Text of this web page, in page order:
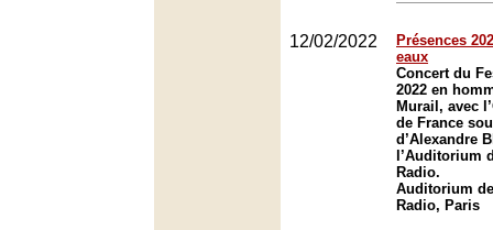
12/02/2022
Présences
eaux
Concert du
2022 en
Murail, avec
de France
d’Alexandre
l’Auditorium
Radio.
Auditorium
Radio, Paris